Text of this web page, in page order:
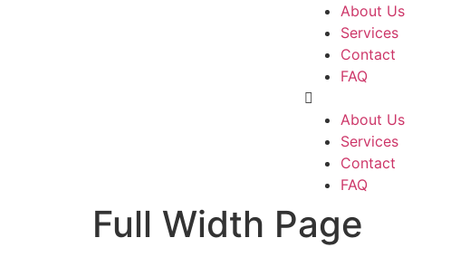
About Us
Services
Contact
FAQ
About Us
Services
Contact
FAQ
Full Width Page